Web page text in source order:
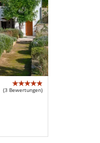
(3 Bewertungen)